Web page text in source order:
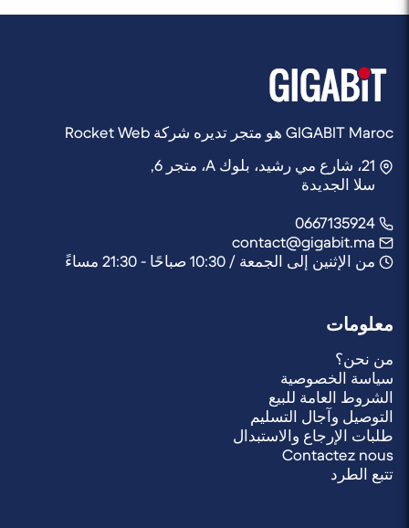
GIGABIT Maroc هو متجر تديره شركة Rocket Web
21، شارع مي رشيد، بلوك A، متجر 6,
سلا الجديدة
من الإثنين إلى الجمعة / 10:30 صباحًا - 21:30 مساءً
معلومات
من نحن؟
سياسة الخصوصية
الشروط العامة للبيع
التوصيل وآجال التسليم
طلبات الإرجاع والاستبدال
Contactez nous
تتبع الطرد